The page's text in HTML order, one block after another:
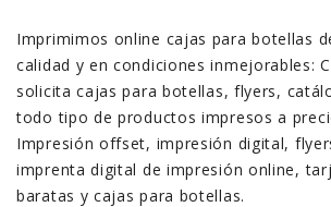
Imprimimos online cajas para botellas
calidad y en condiciones inmejorables:
solicita cajas para botellas, flyers,
todo tipo de productos impresos a
Impresión offset, impresión digital,
imprenta digital de impresión online,
baratas y cajas para botellas.